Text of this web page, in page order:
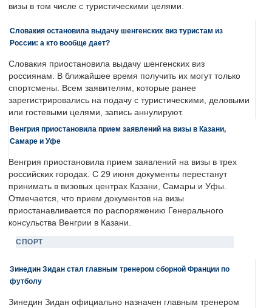
визы в том числе с туристическими целями.
Словакия остановила выдачу шенгенских виз туристам из
России: а кто вообще дает?
Словакия приостановила выдачу шенгенских виз
россиянам. В ближайшее время получить их могут только
спортсмены. Всем заявителям, которые ранее
зарегистрировались на подачу с туристическими, деловыми
или гостевыми целями, запись аннулируют.
Венгрия приостановила прием заявлений на визы в Казани,
Самаре и Уфе
Венгрия приостановила прием заявлений на визы в трех
российских городах. С 29 июня документы перестанут
принимать в визовых центрах Казани, Самары и Уфы.
Отмечается, что прием документов на визы
приостанавливается по распоряжению Генерального
консульства Венгрии в Казани.
СПОРТ
Зинедин Зидан стал главным тренером сборной Франции по
футболу
Зинедин Зидан официально назначен главным тренером